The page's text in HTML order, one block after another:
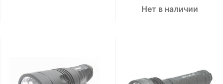
Нет в наличии